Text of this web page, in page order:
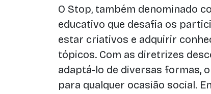
O Stop, também denominado
educativo que desafia os
estar criativos e adquirir
tópicos. Com as diretrizes
adaptá-lo de diversas formas,
para qualquer ocasião social.